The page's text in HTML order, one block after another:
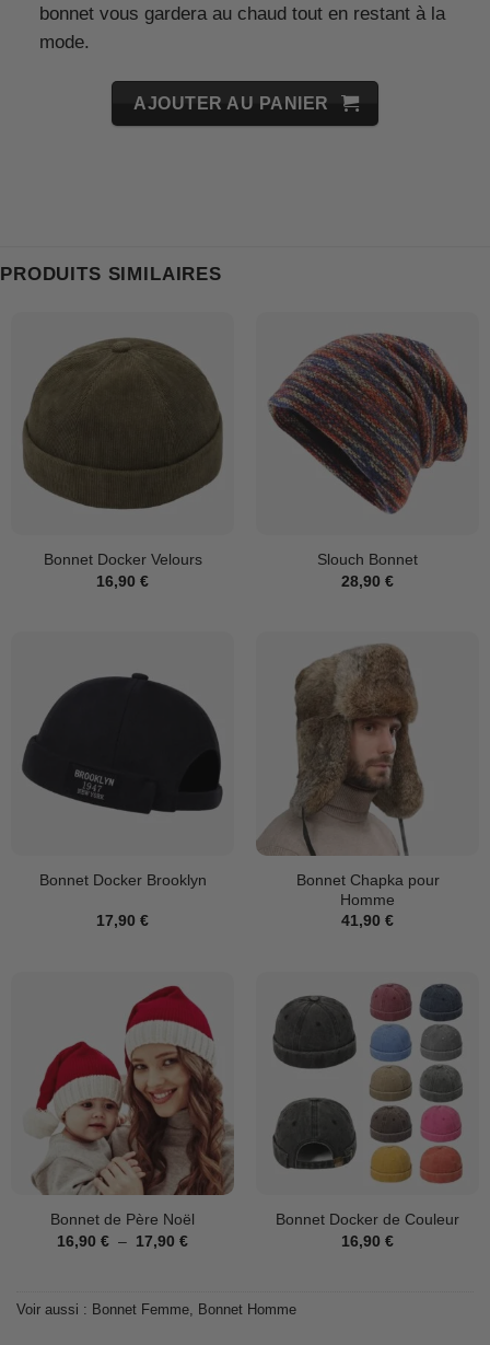
bonnet vous gardera au chaud tout en restant à la
mode.
AJOUTER AU PANIER
PRODUITS SIMILAIRES
Bonnet Docker Velours
16,90 €
Slouch Bonnet
28,90 €
Bonnet Docker Brooklyn
17,90 €
Bonnet Chapka pour
Homme
41,90 €
Bonnet de Père Noël
16,90 € – 17,90 €Plage
17,90 €
Bonnet Docker de Couleur
16,90 €
Voir aussi : Bonnet Femme, Bonnet Homme